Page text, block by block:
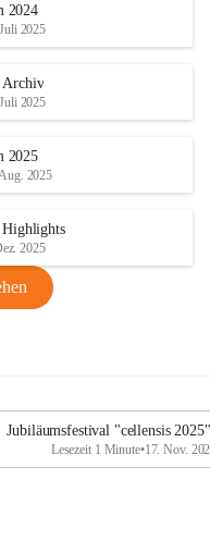
2024
2025
Archiv
2025
2025
2025
Highlights
2025
Jubiläumsfestival "cellensis
Lesezeit 1 Minute•17. Nov.